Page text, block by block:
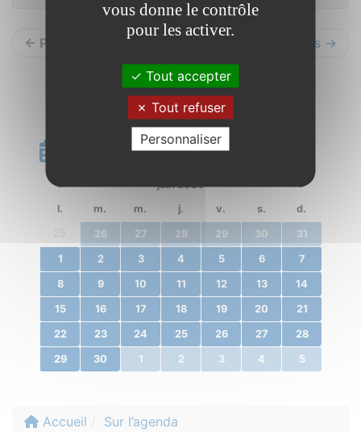
← Précédents Suivants →
Calendrier
« juin 2020
»
l.
m. m. j. v. s.
d.
26 27 28 29 30 31
1 2 3 4 5 6 7
8 9 10 11 12 13 14
15 16 17 18 19 20 21
22 23 24 25 26 27 28
29 30 1 2 3 4 5
Accueil Sur l’agenda
vous donne le contrôle
pour les activer.
Tout accepter
Tout refuser
Personnaliser